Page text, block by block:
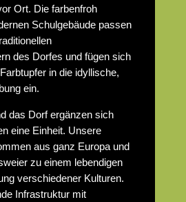
Ort. Die farbenfroh
Schulgebäude passen
des Dorfes und fügen sich
in die idyllische,
ein.
das Dorf ergänzen sich
eine Einheit. Unsere
aus ganz Europa und
zu einem lebendigen
verschiedener Kulturen.
Infrastruktur mit